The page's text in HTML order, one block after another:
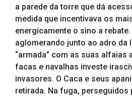
a parede da torre que dá
medida que incentivava os
energicamente o sino a
aglomerando junto ao adro da
“armada” com as suas alfaias
facas e navalhas investe
invasores. O Caca e seus
retirada. Na fuga, perseguidos